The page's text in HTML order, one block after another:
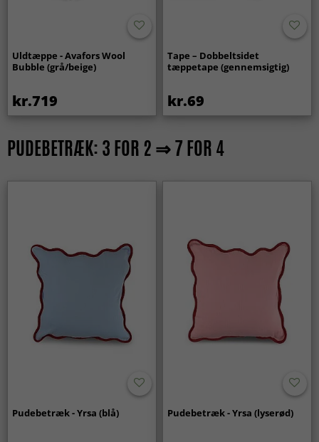
Uldtæppe - Avafors Wool
Bubble (grå/beige)
kr.719
Tape – Dobbeltsidet
tæppetape (gennemsigtig)
kr.69
PUDEBETRÆK: 3 FOR 2 ⇒ 7 FOR 4
Pudebetræk - Yrsa (blå) Pudebetræk - Yrsa (lyserød)